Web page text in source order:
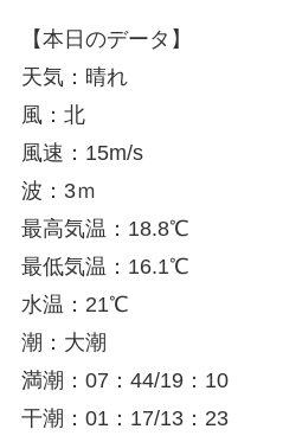
【本日のデータ】
天気：晴れ
風：北
風速：15m/s
波：3ｍ
最高気温：18.8℃
最低気温：16.1℃
水温：21℃
潮：大潮
満潮：07：44/19：10
干潮：01：17/13：23